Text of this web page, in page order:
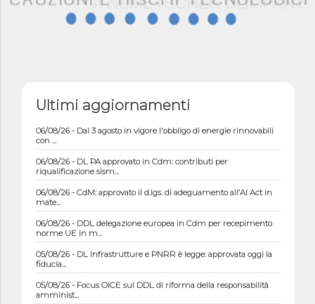
Ultimi aggiornamenti
su a...
06/08/26 - Dal 3 agosto in vigore l'obbligo di energie rinnovabili
con ...
06/08/26 - DL PA approvato in Cdm: contributi per
riqualificazione sism...
06/08/26 - CdM: approvato il d.lgs. di adeguamento all’AI Act in
mate...
06/08/26 - DDL delegazione europea in Cdm per recepimento
norme UE in m...
05/08/26 - DL Infrastrutture e PNRR è legge: approvata oggi la
fiducia...
05/08/26 - Focus OICE sul DDL di riforma della responsabilità
amminist...